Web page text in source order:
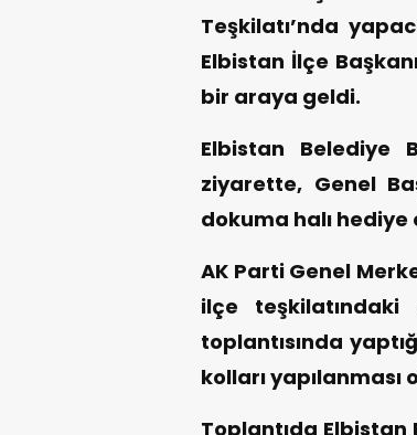
Teşkilatı’nda
Elbistan İlçe
bir araya geldi.
Elbistan Belediye
ziyarette, Genel
dokuma halı hediye
AK Parti Genel
ilçe teşkilatındaki
toplantısında
kolları yapılanması
Toplantıda Elbistan